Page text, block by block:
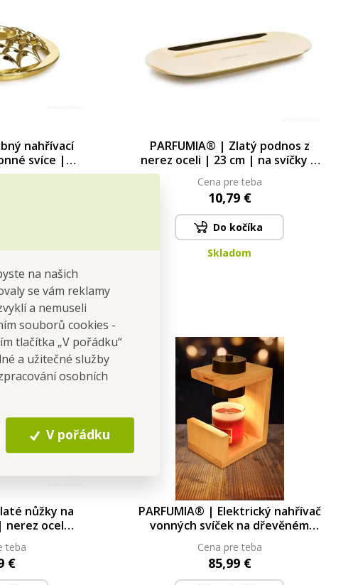
na našich
se vám reklamy
a nemuseli
souborů cookies -
tlačítka „V pořádku“
a užitečné služby
osobních
V pořádku
nahřívací
svíce |
PARFUMIA® | Zlatý podnos z
nerez oceli | 23 cm | na svíčky &
doplňky PARFUMIA®
Cena pre teba
10,79 €
Do kočíka
Skladom
nůžky na
nerez ocel
teba
€
PARFUMIA® | Elektrický nahřívač
vonných svíček na dřevěném
stojanu | Moderní design a
efektivní aromaterapie el.
regulace, 3 čas. programy
Cena pre teba
85,99 €